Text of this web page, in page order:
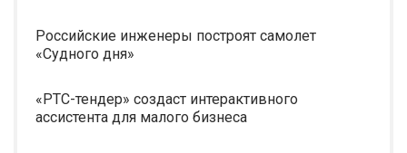
Российские инженеры построят самолет
«Судного дня»
«РТС-тендер» создаст интерактивного
ассистента для малого бизнеса